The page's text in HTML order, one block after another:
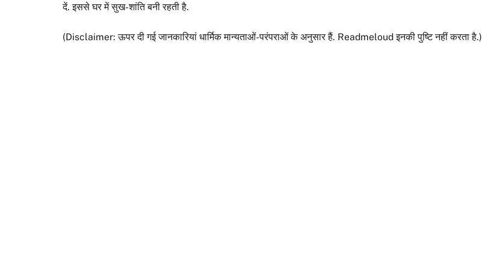
दें. इससे घर में सुख-शांति बनी रहती है.
(Disclaimer: ऊपर दी गई जानकारियां धार्मिक मान्यताओं-परंपराओं के अनुसार हैं. Readmeloud इनकी पुष्टि नहीं करता है.)